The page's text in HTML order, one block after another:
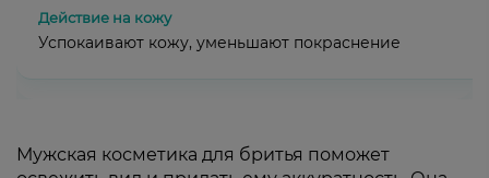
Успокаивают кожу, уменьшают покраснение
Мужская косметика для бритья поможет